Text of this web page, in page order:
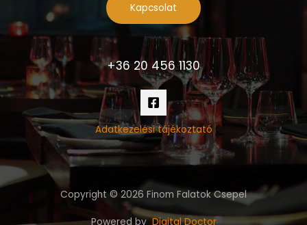
Kapcsolat
+36 20 456 1130
Adatkezelési tájékoztató
Copyright © 2026 Finom Falatok Csepel
Powered byDigital Doctor